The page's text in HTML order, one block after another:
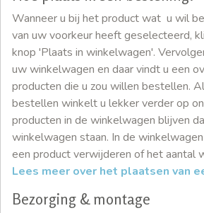
Wanneer u bij het product wat u wil
van uw voorkeur heeft geselecteerd,
knop 'Plaats in winkelwagen'.
uw winkelwagen en daar vindt u een
producten die u zou willen bestellen.
bestellen winkelt u lekker verder op
producten in de winkelwagen blijven
winkelwagen staan. In de
een product verwijderen of het aantal
Lees meer over het plaatsen van
Bezorging & montage